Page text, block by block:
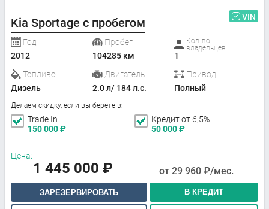
Kia Sportage с пробегом VIN
Год
2012
Пробег
104285 км
Кол-во
владельцев
1
Топливо
Дизель
Двигатель
2.0 л/ 184 л.с.
Привод
Полный
Делаем скидку, если вы берете в:
Trade In
150 000₽
Кредит от 6,5%
50 000₽
Цена:
1 445 000 ₽ от 29 960 ₽/мес.
ЗАРЕЗЕРВИРОВАТЬ В КРЕДИТ